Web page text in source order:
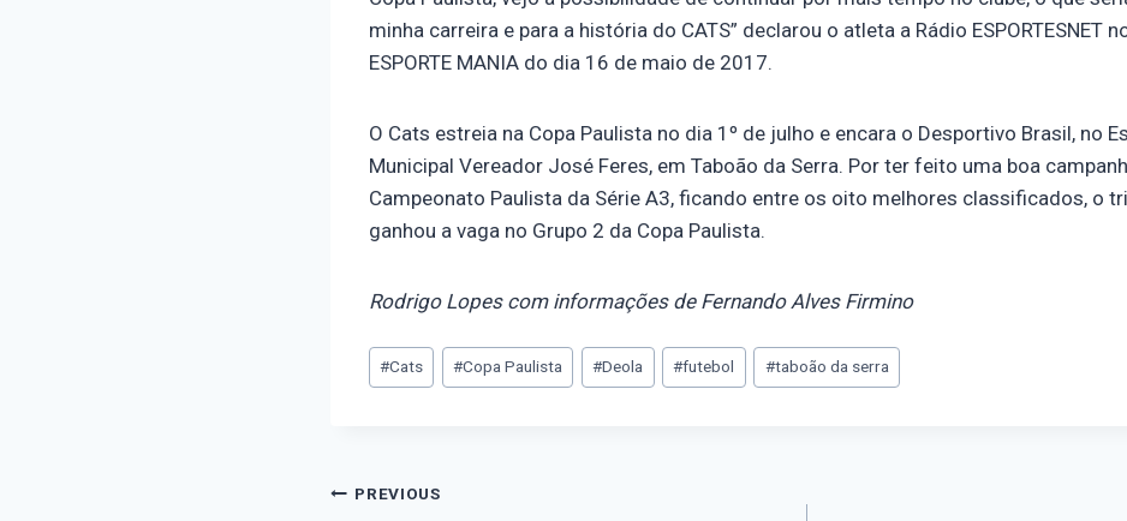
minha carreira e para a história do CATS” declarou o atleta a Rádio ESPORTESNET
ESPORTE MANIA do dia 16 de maio de 2017.
O Cats estreia na Copa Paulista no dia 1º de julho e encara o Desportivo Brasil, no
Municipal Vereador José Feres, em Taboão da Serra. Por ter feito uma boa
Campeonato Paulista da Série A3, ficando entre os oito melhores classificados, o
ganhou a vaga no Grupo 2 da Copa Paulista.
Rodrigo Lopes com informações de Fernando Alves Firmino
#Cats #Copa Paulista #Deola #futebol #taboão da serra
PREVIOUS